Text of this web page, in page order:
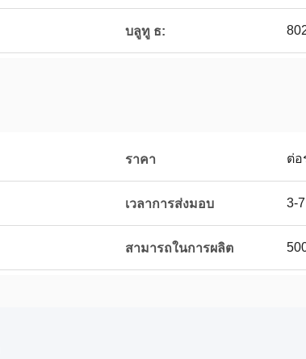
บลูทู ธ:
ราคา ต่อ
เวลาการส่งมอบ 3-
สามารถในการผลิต